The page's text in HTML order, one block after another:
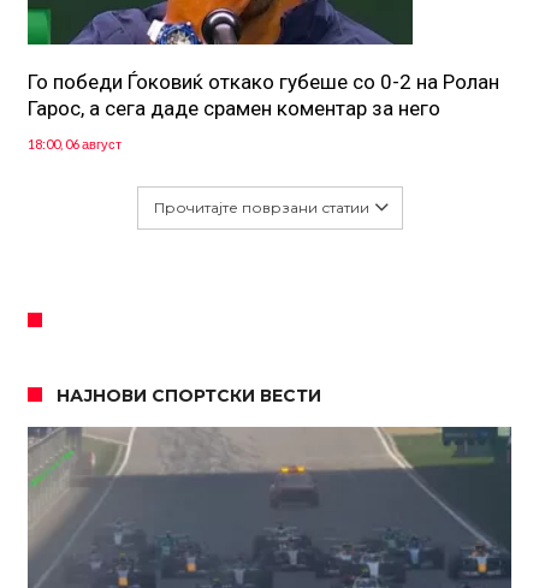
Го победи Ѓоковиќ откако губеше со 0-2 на Ролан
Гарос, а сега даде срамен коментар за него
18:00, 06 август
Прочитајте поврзани статии
НАЈНОВИ СПОРТСКИ ВЕСТИ